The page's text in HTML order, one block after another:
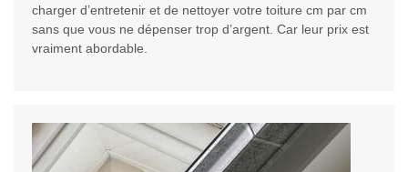
charger d’entretenir et de nettoyer votre toiture cm par cm
sans que vous ne dépenser trop d’argent. Car leur prix est
vraiment abordable.